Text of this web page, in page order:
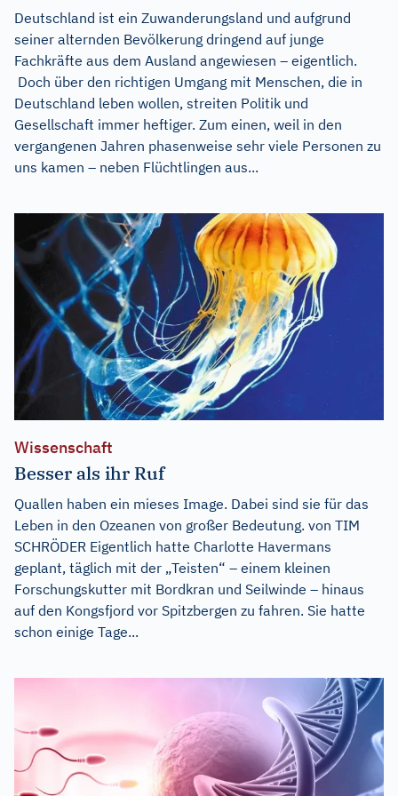
Deutschland ist ein Zuwanderungsland und aufgrund
seiner alternden Bevölkerung dringend auf junge
Fachkräfte aus dem Ausland angewiesen – eigentlich.
Doch über den richtigen Umgang mit Menschen, die in
Deutschland leben wollen, streiten Politik und
Gesellschaft immer heftiger. Zum einen, weil in den
vergangenen Jahren phasenweise sehr viele Personen zu
uns kamen – neben Flüchtlingen aus...
Wissenschaft
Besser als ihr Ruf
Quallen haben ein mieses Image. Dabei sind sie für das
Leben in den Ozeanen von großer Bedeutung. von TIM
SCHRÖDER Eigentlich hatte Charlotte Havermans
geplant, täglich mit der „Teisten“ – einem kleinen
Forschungskutter mit Bordkran und Seilwinde – hinaus
auf den Kongsfjord vor Spitzbergen zu fahren. Sie hatte
schon einige Tage...